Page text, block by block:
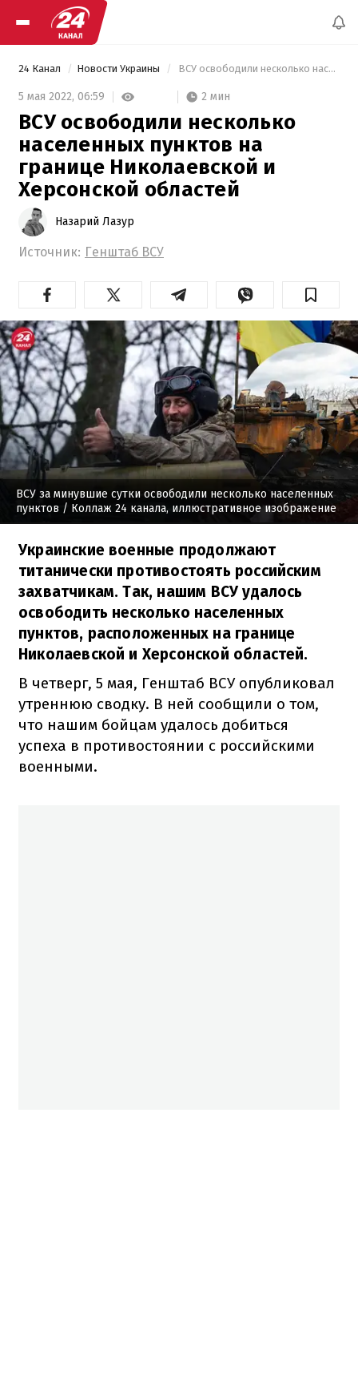
24 Канал Новости Украины ВСУ освободили несколько населенных пунктов на границе Николаевской и Херсонской областей
5 мая 2022, 06:59 2 мин
ВСУ освободили несколько
населенных пунктов на
границе Николаевской и
Херсонской областей
Назарий Лазур
Источник: Генштаб ВСУ
ВСУ за минувшие сутки освободили несколько населенных
пунктов / Коллаж 24 канала, иллюстративное изображение
Украинские военные продолжают
титанически противостоять российским
захватчикам. Так, нашим ВСУ удалось
освободить несколько населенных
пунктов, расположенных на границе
Николаевской и Херсонской областей.
В четверг, 5 мая, Генштаб ВСУ опубликовал
утреннюю сводку. В ней сообщили о том,
что нашим бойцам удалось добиться
успеха в противостоянии с российскими
военными.